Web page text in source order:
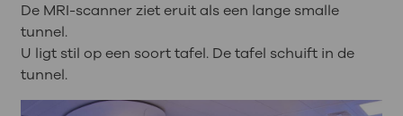
De MRI-scanner ziet eruit als een lange smalle
tunnel.
U ligt stil op een soort tafel. De tafel schuift in de
tunnel.